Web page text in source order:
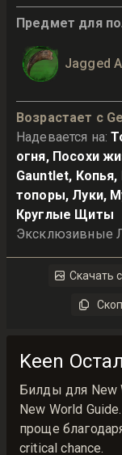
Предмет для
Jagged
Возрастает с
Надевается на:
огня, Посохи
Gauntlet,
топоры, Луки,
Круглые Щиты
Эксклюзивные
Скачать
Keen
Билды для New
New World
проще
critical chance.